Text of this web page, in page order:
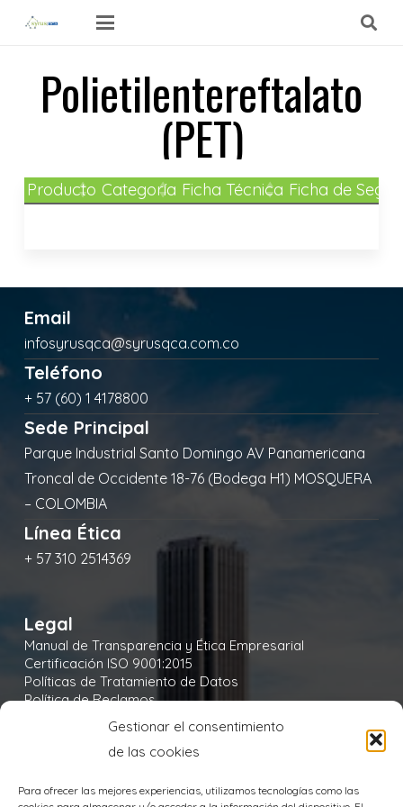
Gestionar el consentimiento
de las cookies
Para ofrecer las mejores experiencias, utilizamos tecnologías como las
Polietilentereftalato
(PET)
Producto Categoría Ficha Técnica Ficha de
Email
infosyrusqca@syrusqca.com.co
Teléfono
+ 57 (60) 1 4178800
Sede Principal
Parque Industrial Santo Domingo AV Panamericana
Troncal de Occidente 18-76 (Bodega H1) MOSQUERA
– COLOMBIA
Línea Ética
+ 57 310 2514369
Legal
Manual de Transparencia y Ética Empresarial
Certificación ISO 9001:2015
Políticas de Tratamiento de Datos
Política de Reclamos
Política de Seguridad y Salud en el Trabajo
Política Integral y de Gestión de la Seguridad
Política Ambiental